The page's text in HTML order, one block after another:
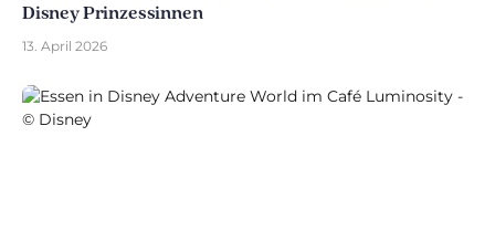
Disney Prinzessinnen
13. April 2026